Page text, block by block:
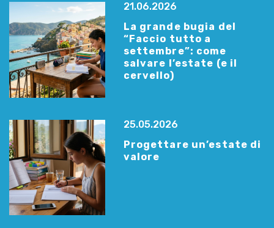
21.06.2026
La grande bugia del
“Faccio tutto a
settembre”: come
salvare l’estate (e il
cervello)
25.05.2026
Progettare un’estate di
valore